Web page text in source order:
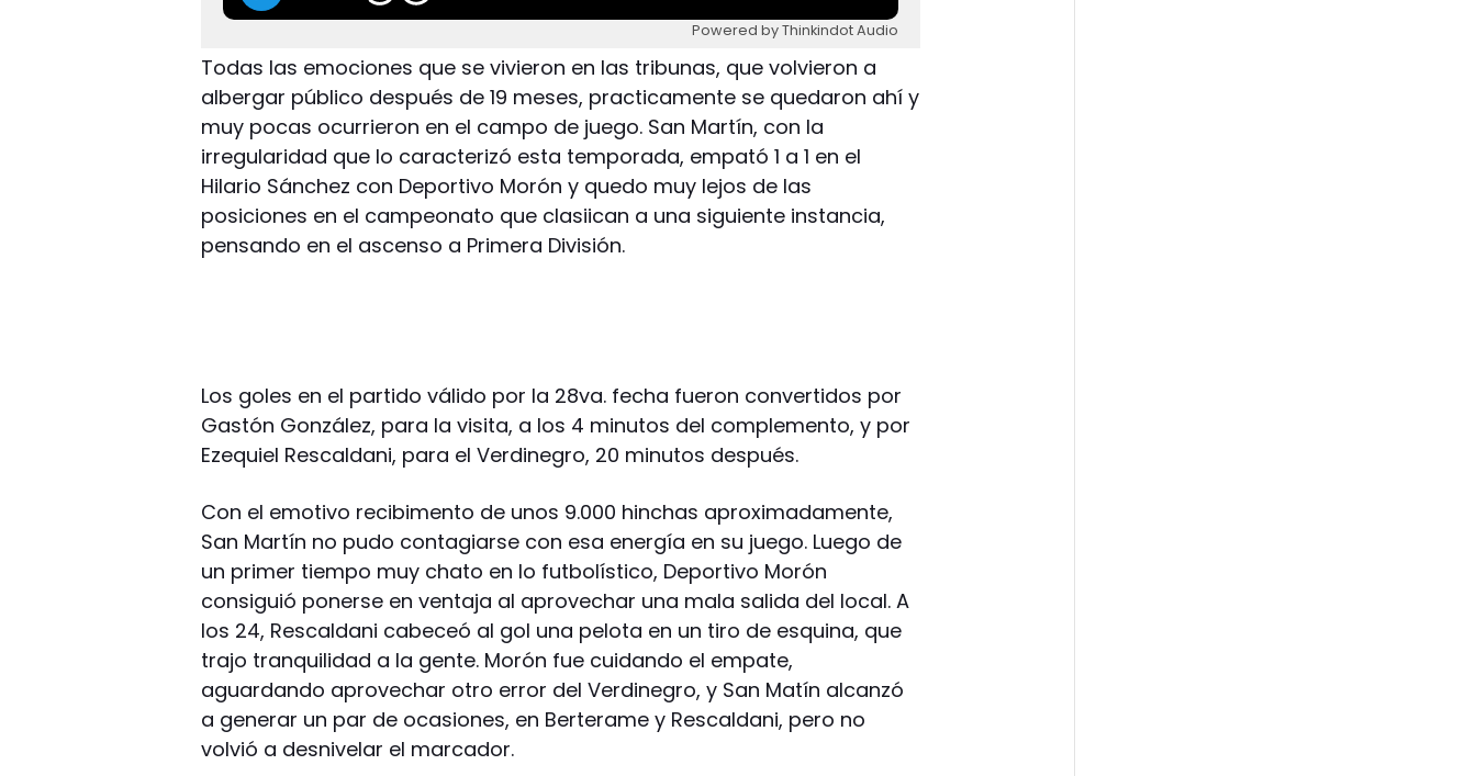
Powered by Thinkindot Audio
Todas las emociones que se vivieron en las tribunas, que volvieron a
albergar público después de 19 meses, practicamente se quedaron ahí y
muy pocas ocurrieron en el campo de juego. San Martín, con la
irregularidad que lo caracterizó esta temporada, empató 1 a 1 en el
Hilario Sánchez con Deportivo Morón y quedo muy lejos de las
posiciones en el campeonato que clasiican a una siguiente instancia,
pensando en el ascenso a Primera División.
Los goles en el partido válido por la 28va. fecha fueron convertidos por
Gastón González, para la visita, a los 4 minutos del complemento, y por
Ezequiel Rescaldani, para el Verdinegro, 20 minutos después.
Con el emotivo recibimento de unos 9.000 hinchas aproximadamente,
San Martín no pudo contagiarse con esa energía en su juego. Luego de
un primer tiempo muy chato en lo futbolístico, Deportivo Morón
consiguió ponerse en ventaja al aprovechar una mala salida del local. A
los 24, Rescaldani cabeceó al gol una pelota en un tiro de esquina, que
trajo tranquilidad a la gente. Morón fue cuidando el empate,
aguardando aprovechar otro error del Verdinegro, y San Matín alcanzó
a generar un par de ocasiones, en Berterame y Rescaldani, pero no
volvió a desnivelar el marcador.